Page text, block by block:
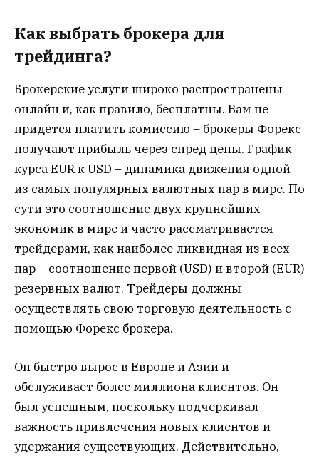
Как выбрать брокера для
трейдинга?
Брокерские услуги широко распространены
онлайн и, как правило, бесплатны. Вам не
придется платить комиссию – брокеры Форекс
получают прибыль через спред цены. График
курса EUR к USD – динамика движения одной
из самых популярных валютных пар в мире. По
сути это соотношение двух крупнейших
экономик в мире и часто рассматривается
трейдерами, как наиболее ликвидная из всех
пар – соотношение первой (USD) и второй (EUR)
резервных валют. Трейдеры должны
осуществлять свою торговую деятельность с
помощью Форекс брокера.
Он быстро вырос в Европе и Азии и
обслуживает более миллиона клиентов. Он
был успешным, поскольку подчеркивал
важность привлечения новых клиентов и
удержания существующих. Действительно,